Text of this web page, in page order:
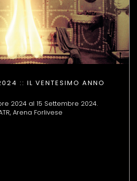
:: IL VENTESIMO ANNO
2024 al 15 Settembre 2024.
Arena Forlivese